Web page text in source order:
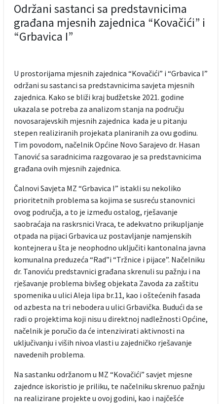
Održani sastanci sa predstavnicima
građana mjesnih zajednica “Kovačići” i
“Grbavica I”
U prostorijama mjesnih zajednica “Kovačići” i “Grbavica I”
održani su sastanci sa predstavnicima savjeta mjesnih
zajednica. Kako se bliži kraj budžetske 2021. godine
ukazala se potreba za analizom stanja na području
novosarajevskih mjesnih zajednica kada je u pitanju
stepen realiziranih projekata planiranih za ovu godinu.
Tim povodom, načelnik Općine Novo Sarajevo dr. Hasan
Tanović sa saradnicima razgovarao je sa predstavnicima
građana ovih mjesnih zajednica.
Čalnovi Savjeta MZ “Grbavica I” istakli su nekoliko
prioritetnih problema sa kojima se susreću stanovnici
ovog područja, a to je između ostalog, rješavanje
saobraćaja na raskrsnici Vraca, te adekvatno prikupljanje
otpada na pijaci Grbavica uz postavljanje namjenskih
kontejnera u šta je neophodno uključiti kantonalna javna
komunalna preduzeća “Rad”i “Tržnice i pijace”. Načelniku
dr. Tanoviću predstavnici građana skrenuli su pažnju i na
rješavanje problema bivšeg objekata Zavoda za zaštitu
spomenika u ulici Aleja lipa br.11, kao i oštećenih fasada
od azbesta na tri nebodera u ulici Grbavička. Budući da se
radi o projektima koji nisu u direktnoj nadležnosti Općine,
načelnik je poručio da će intenzivirati aktivnosti na
uključivanju i viših nivoa vlasti u zajedničko rješavanje
navedenih problema.
Na sastanku održanom u MZ “Kovačići” savjet mjesne
zajednce iskoristio je priliku, te načelniku skrenuo pažnju
na realizirane projekte u ovoj godini, kao i najčešće